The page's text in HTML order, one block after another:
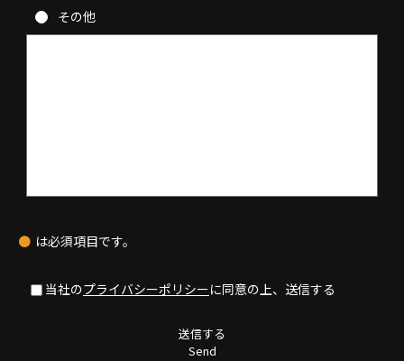
その他
● は必須項目です。
当社のプライバシーポリシーに同意の上、送信する
送信する
Send